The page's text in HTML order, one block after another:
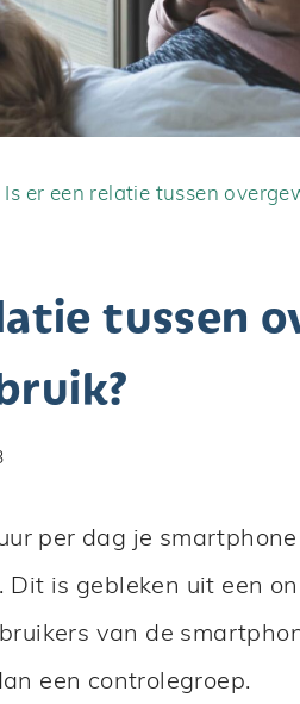
Is er een relatie tussen
tussen
per dag je
Dit is gebleken uit een
van de
een controlegroep.